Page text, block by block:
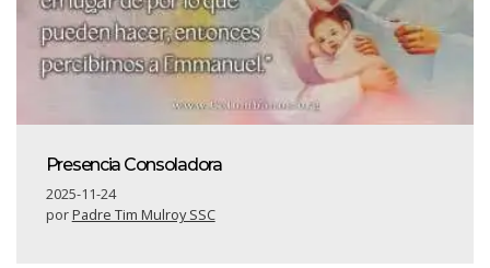
Presencia Consoladora
2025-11-24
porPadre Tim Mulroy SSC